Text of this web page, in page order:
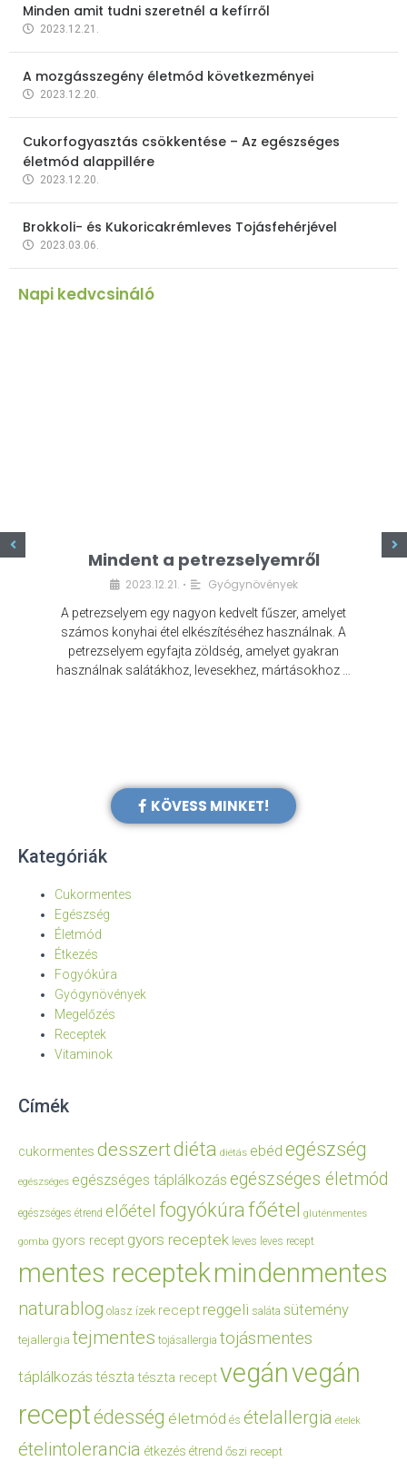
Minden amit tudni szeretnél a kefírről
2023.12.21.
A mozgásszegény életmód következményei
2023.12.20.
Cukorfogyasztás csökkentése – Az egészséges
életmód alappillére
2023.12.20.
Brokkoli- és Kukoricakrémleves Tojásfehérjével
2023.03.06.
Napi kedvcsináló
Mindent a petrezselyemről
2023.12.21. • Gyógynövények
A petrezselyem egy nagyon kedvelt fűszer, amelyet
számos konyhai étel elkészítéséhez használnak. A
petrezselyem egyfajta zöldség, amelyet gyakran
használnak salátákhoz, levesekhez, mártásokhoz …
KÖVESS MINKET!
Kategóriák
Cukormentes
Egészség
Életmód
Étkezés
Fogyókúra
Gyógynövények
Megelőzés
Receptek
Vitaminok
Címék
cukormentes desszertdiéta diétás ebéd egészség
egészséges egészséges táplálkozás egészséges életmód
egészséges étrend előétel fogyókúrafőétel gluténmentes
gomba gyors recept gyors receptek leves leves recept
mentes receptekmindenmentes
naturablog olasz ízek recept reggeli saláta sütemény
tejallergia tejmentes tojásallergia tojásmentes
táplálkozás tészta tészta receptvegánvegán
receptédesség életmód és ételallergia ételek
ételintolerancia étkezés étrend őszi recept